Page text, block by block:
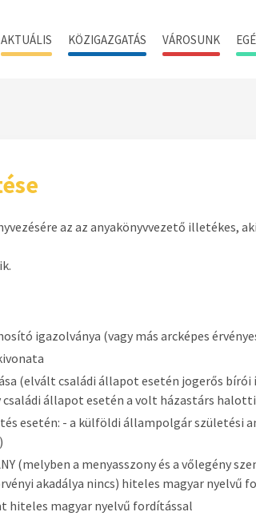
AKTUÁLIS KÖZIGAZGATÁS VÁROSUNK
az az anyakönyvvezető illetékes,
igazolványa (vagy más arcképes
(elvált családi állapot esetén jogerős
családi állapot esetén a volt házastárs
esetén: - a külföldi állampolgár születési
(melyben a menyasszony és a vőlegény
akadálya nincs) hiteles magyar nyelvű
hiteles magyar nyelvű fordítással